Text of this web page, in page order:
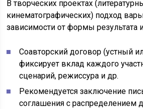
В творческих проектах
кинематографических) подход
зависимости от формы результата
Соавторский договор (устный
фиксирует вклад каждого
сценарий, режиссура и др.
Рекомендуется заключение
соглашения с распределением